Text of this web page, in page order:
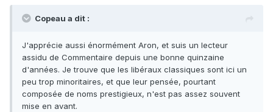
Copeau a dit :
J'apprécie aussi énormément Aron, et suis un lecteur
assidu de Commentaire depuis une bonne quinzaine
d'années. Je trouve que les libéraux classiques sont ici un
peu trop minoritaires, et que leur pensée, pourtant
composée de noms prestigieux, n'est pas assez souvent
mise en avant.